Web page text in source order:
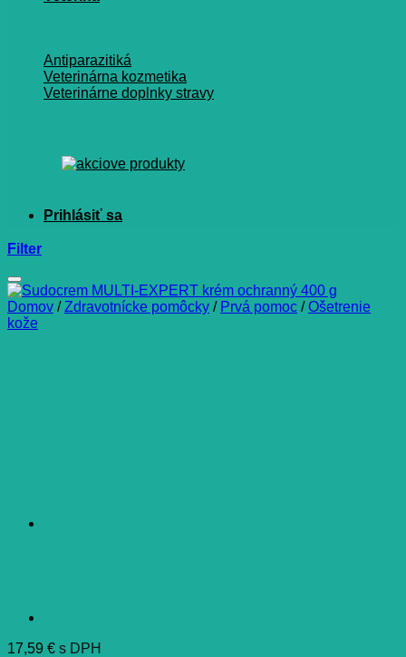
Antiparazitiká
Veterinárna kozmetika
Veterinárne doplnky stravy
Filter
Domov / Zdravotnícke pomôcky / Prvá pomoc / Ošetrenie
kože
17,59 € s DPH